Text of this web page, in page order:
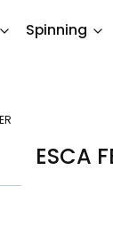
Spinning
ESCA